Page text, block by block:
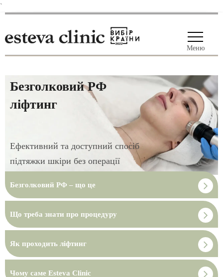
`
Меню
Безголковий РФ
ліфтинг
Ефективний та доступний спосіб
підтяжки шкіри без операції
Безголковий РФ – що це
Що треба знати про процедуру
Як проходить ліфтинг
Чому саме Esteva Clinic